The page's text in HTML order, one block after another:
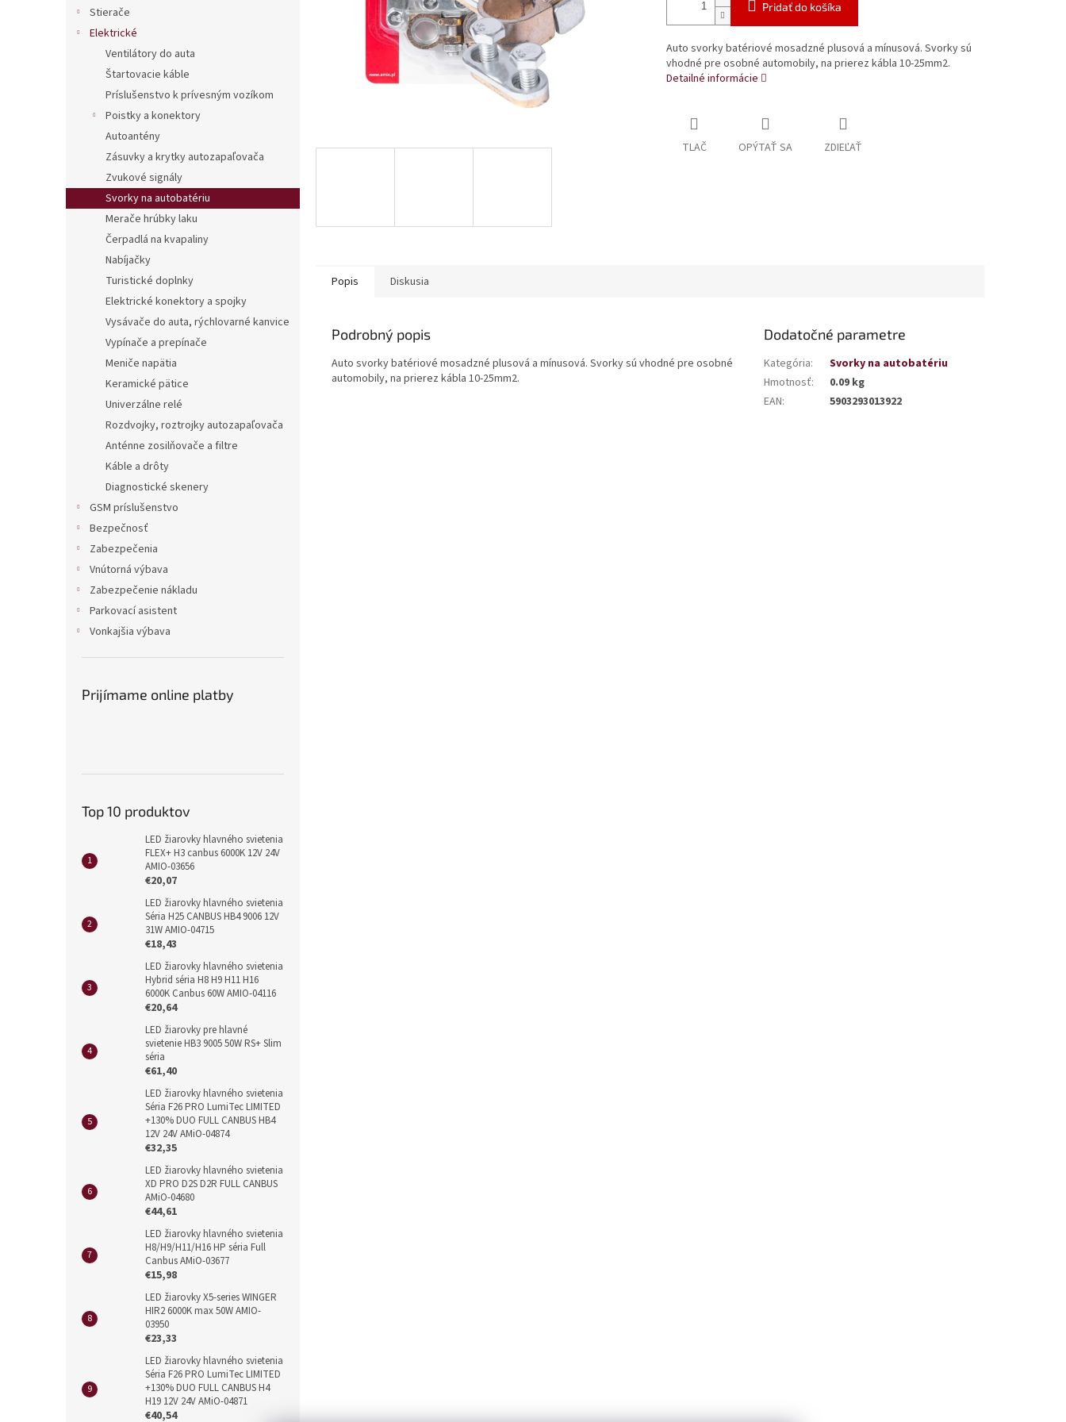
Stierače
Elektrické
Ventilátory do auta
Štartovacie káble
Príslušenstvo k prívesným vozíkom
Poistky a konektory
Autoantény
Zásuvky a krytky autozapaľovača
Zvukové signály
Svorky na autobatériu
Merače hrúbky laku
Čerpadlá na kvapaliny
Nabíjačky
Turistické doplnky
Elektrické konektory a spojky
Vysávače do auta, rýchlovarné kanvice
Vypínače a prepínače
Meniče napätia
Keramické pätice
Univerzálne relé
Rozdvojky, roztrojky autozapaľovača
Anténne zosilňovače a filtre
Káble a drôty
Diagnostické skenery
GSM príslušenstvo
Bezpečnosť
Zabezpečenia
Vnútorná výbava
Zabezpečenie nákladu
Parkovací asistent
Vonkajšia výbava
Prijímame online platby
Top 10 produktov
LED žiarovky hlavného svietenia
FLEX+ H3 canbus 6000K 12V 24V
AMIO-03656
€20,07
LED žiarovky hlavného svietenia
Séria H25 CANBUS HB4 9006 12V
31W AMIO-04715
€18,43
LED žiarovky hlavného svietenia
Hybrid séria H8 H9 H11 H16
6000K Canbus 60W AMIO-04116
€20,64
LED žiarovky pre hlavné
svietenie HB3 9005 50W RS+ Slim
séria
€61,40
LED žiarovky hlavného svietenia
Séria F26 PRO LumiTec LIMITED
+130% DUO FULL CANBUS HB4
12V 24V AMiO-04874
€32,35
LED žiarovky hlavného svietenia
XD PRO D2S D2R FULL CANBUS
AMiO-04680
€44,61
LED žiarovky hlavného svietenia
H8/H9/H11/H16 HP séria Full
Canbus AMiO-03677
€15,98
LED žiarovky X5-series WINGER
HIR2 6000K max 50W AMIO-
03950
€23,33
LED žiarovky hlavného svietenia
Séria F26 PRO LumiTec LIMITED
+130% DUO FULL CANBUS H4
H19 12V 24V AMiO-04871
€40,54
Pridať do košíka
Auto svorky batériové mosadzné plusová a mínusová. Svorky sú
vhodné pre osobné automobily, na prierez kábla 10-25mm2.
Detailné informácie
TLAČ OPÝTAŤ SA ZDIEĽAŤ
Popis Diskusia
Podrobný popis
Auto svorky batériové mosadzné plusová a mínusová. Svorky sú vhodné pre osobné
automobily, na prierez kábla 10-25mm2.
Dodatočné parametre
Kategória:
Svorky na autobatériu
Hmotnosť:
0.09 kg
EAN: 5903293013922